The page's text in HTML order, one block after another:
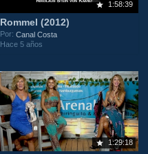
1:58:39
Rommel (2012)
Por:Canal Costa
Hace 5 años
1:29:18